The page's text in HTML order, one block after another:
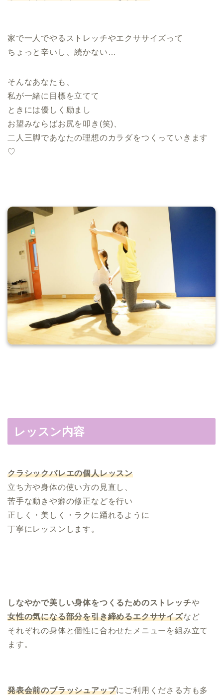
家で一人でやるストレッチやエクササイズって
ちょっと辛いし、続かない…
そんなあなたも、
私が一緒に目標を立てて
ときには優しく励まし
お望みならばお尻を叩き(笑)、
二人三脚であなたの理想のカラダをつくっていきます
♡
レッスン内容
クラシックバレエの個人レッスン
立ち方や身体の使い方の見直し、
苦手な動きや癖の修正などを行い
正しく・美しく・ラクに踊れるように
丁寧にレッスンします。
しなやかで美しい身体をつくるためのストレッチや
女性の気になる部分を引き締めるエクササイズなど
それぞれの身体と個性に合わせたメニューを組み立て
ます。
発表会前のブラッシュアップにご利用くださる方も多